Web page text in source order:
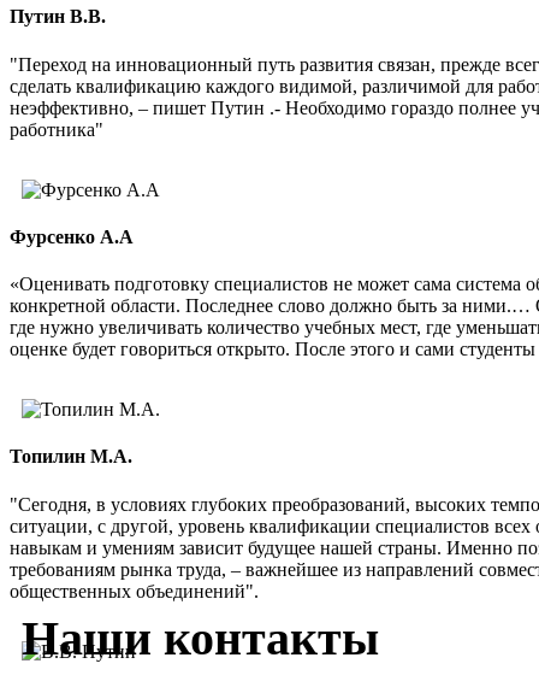
Путин В.В.
"Переход на инновационный путь развития связан, прежде
сделать квалификацию каждого видимой, различимой для
неэффективно, – пишет Путин .- Необходимо гораздо полнее
работника"
Фурсенко А.А
«Оценивать подготовку специалистов не может сама
конкретной области. Последнее слово должно быть за ними.…
где нужно увеличивать количество учебных мест, где
оценке будет говориться открыто. После этого и сами
Топилин М.А.
"Сегодня, в условиях глубоких преобразований, высоких
ситуации, с другой, уровень квалификации специалистов
навыкам и умениям зависит будущее нашей страны. Именно
требованиям рынка труда, – важнейшее из направлений
общественных объединений".
Наши контакты